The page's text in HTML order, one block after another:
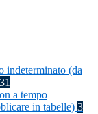
indeterminato (da
31
a tempo
in tabelle) 3